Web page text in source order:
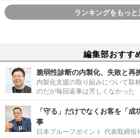
ランキングをもっと
編集部おすす
脆弱性診断の内製化、失敗と再
内製化支援の取り組みについて取
のだが毎回返事は芳しくなかった
「守る」だけでなくお客を「
事
日本プルーフポイント 代表取締